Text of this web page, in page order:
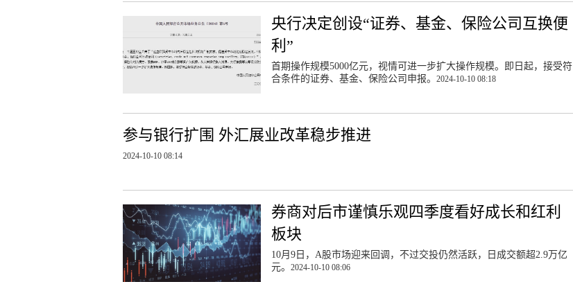
央行决定创设“证券、基金、保险公司互换便
利”
首期操作规模5000亿元，视情可进一步扩大操作规模。即日起，接受符
合条件的证券、基金、保险公司申报。2024-10-10 08:18
参与银行扩围 外汇展业改革稳步推进
2024-10-10 08:14
券商对后市谨慎乐观四季度看好成长和红利
板块
10月9日，A股市场迎来回调，不过交投仍然活跃，日成交额超2.9万亿
元。2024-10-10 08:06